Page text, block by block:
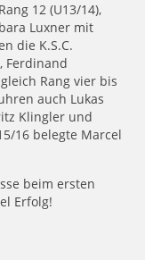
12 (U13/14),
Luxner mit
die K.S.C.
Ferdinand
Rang vier bis
auch Lukas
Klingler und
16 belegte Marcel
beim ersten
Erfolg!